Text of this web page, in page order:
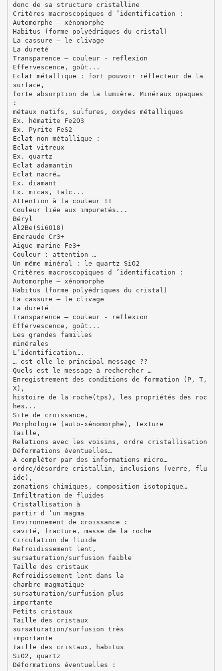
donc de sa structure cristalline
Critères macroscopiques d ’identification :
Automorphe – xénomorphe
Habitus (forme polyédriques du cristal)
La cassure – le clivage
La dureté
Transparence – couleur - reflexion
Effervescence, goût...
Eclat métallique : fort pouvoir réflecteur de la
surface,
forte absorption de la lumière. Minéraux opaques
:
métaux natifs, sulfures, oxydes métalliques
Ex. hématite Fe2O3
Ex. Pyrite FeS2
Eclat non métallique :
Eclat vitreux
Ex. quartz
Eclat adamantin
Eclat nacré…
Ex. diamant
Ex. micas, talc...
Attention à la couleur !!
Couleur liée aux impuretés...
Béryl
Al2Be(Si6O18)
Emeraude Cr3+
Aigue marine Fe3+
Couleur : attention …
Un même minéral : le quartz SiO2
Critères macroscopiques d ’identification :
Automorphe – xénomorphe
Habitus (forme polyédriques du cristal)
La cassure – le clivage
La dureté
Transparence – couleur - reflexion
Effervescence, goût...
Les grandes familles
minérales
L’identification….
… est elle le principal message ??
Quels est le message à rechercher …
Enregistrement des conditions de formation (P, T,
X),
histoire de la roche(tps), les propriétés des roc
hes...
Site de croissance,
Morphologie (auto-xénomorphe), texture
Taille,
Relations avec les voisins, ordre cristallisation
Déformations éventuelles…
A compléter par des informations micro…
ordre/désordre cristallin, inclusions (verre, flu
ide),
zonations chimiques, composition isotopique…
Infiltration de fluides
Cristallisation à
partir d ’un magma
Environnement de croissance :
cavité, fracture, masse de la roche
Circulation de fluide
Refroidissement lent,
sursaturation/surfusion faible
Taille des cristaux
Refroidissement lent dans la
chambre magmatique
sursaturation/surfusion plus
importante
Petits cristaux
Taille des cristaux
sursaturation/surfusion très
importante
Taille des cristaux, habitus
SiO2, quartz
Déformations éventuelles :